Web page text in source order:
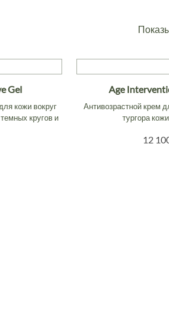
Gel
кожи вокруг
кругов и
Age
Антивозрастной крем
тургора
12